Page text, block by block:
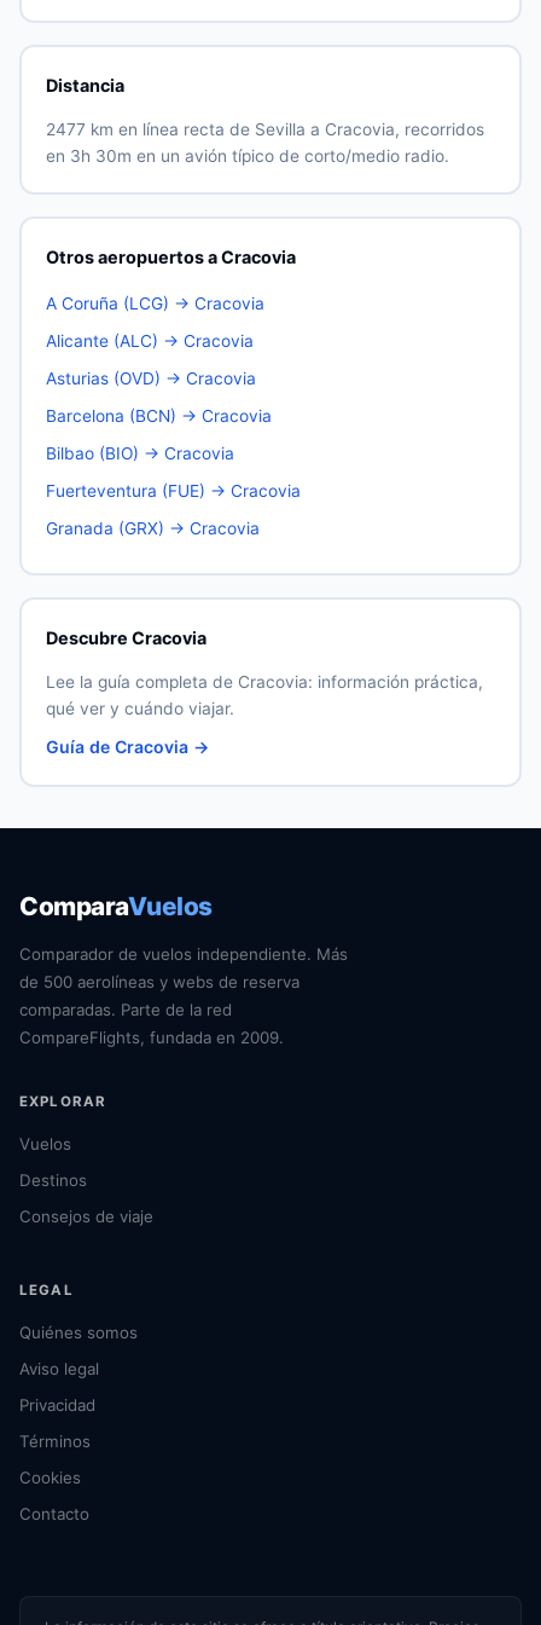
Distancia
2477 km en línea recta de Sevilla a Cracovia, recorridos
en 3h 30m en un avión típico de corto/medio radio.
Otros aeropuertos a Cracovia
A Coruña (LCG) → Cracovia
Alicante (ALC) → Cracovia
Asturias (OVD) → Cracovia
Barcelona (BCN) → Cracovia
Bilbao (BIO) → Cracovia
Fuerteventura (FUE) → Cracovia
Granada (GRX) → Cracovia
Descubre Cracovia
Lee la guía completa de Cracovia: información práctica,
qué ver y cuándo viajar.
Guía de Cracovia →
ComparaVuelos
Comparador de vuelos independiente. Más
de 500 aerolíneas y webs de reserva
comparadas. Parte de la red
CompareFlights, fundada en 2009.
EXPLORAR
Vuelos
Destinos
Consejos de viaje
LEGAL
Quiénes somos
Aviso legal
Privacidad
Términos
Cookies
Contacto